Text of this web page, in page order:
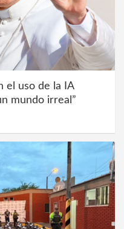
el uso de la IA
mundo irreal”